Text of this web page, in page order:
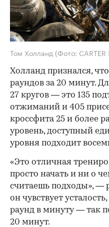
Том Холланд (Фото:
Холланд признался,
раундов за 20 минут.
27 кругов — это 135
отжиманий и 405
кроссфита 25 и более
уровень, доступный
уровня подходит
«Это отличная
просто начать и ни о
считаешь подходы», —
он чувствует
раунд в минуту — так
20 минут.